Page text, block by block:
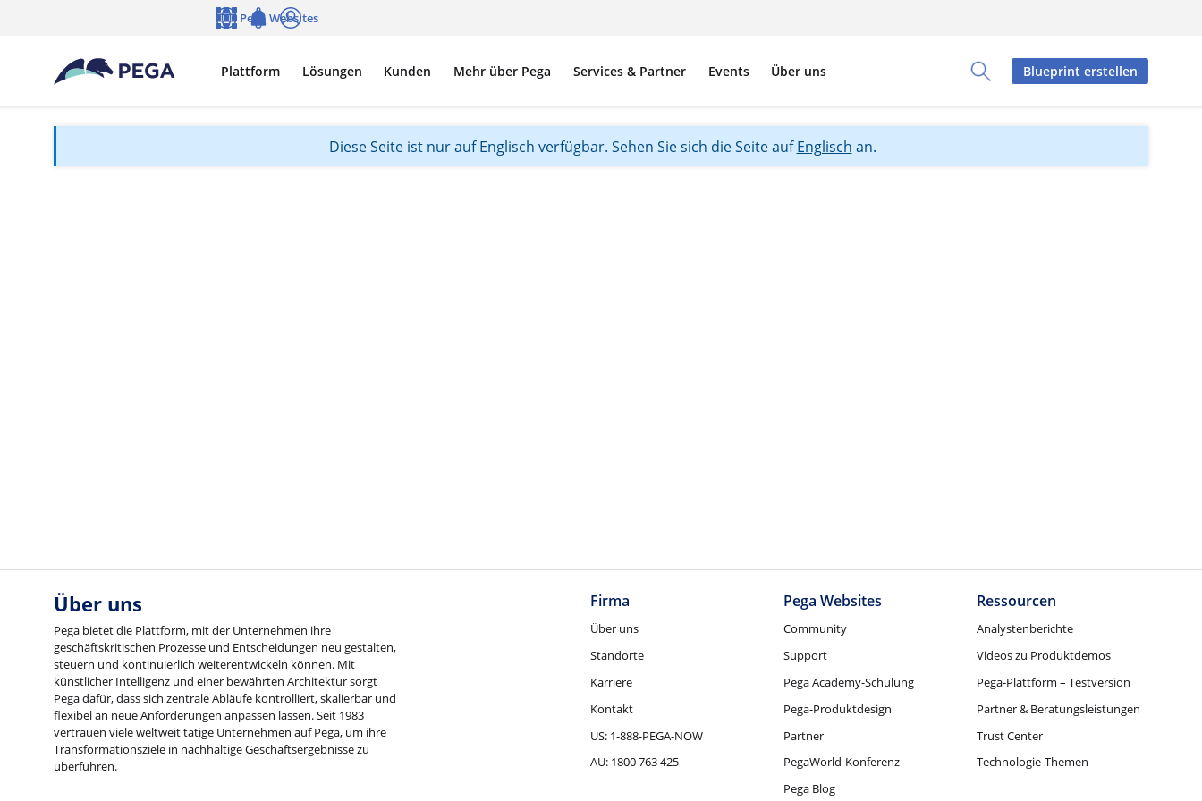
Toggle Search Panel
Plattform Lösungen Kunden Mehr über Pega Services & Partner Events Über uns
Pega Websites
Blueprint erstellen
Diese Seite ist nur auf Englisch verfügbar. Sehen Sie sich die Seite aufEnglisch an.
Über uns
Pega bietet die Plattform, mit der Unternehmen ihre
geschäftskritischen Prozesse und Entscheidungen neu gestalten,
steuern und kontinuierlich weiterentwickeln können. Mit
künstlicher Intelligenz und einer bewährten Architektur sorgt
Pega dafür, dass sich zentrale Abläufe kontrolliert, skalierbar und
flexibel an neue Anforderungen anpassen lassen. Seit 1983
vertrauen viele weltweit tätige Unternehmen auf Pega, um ihre
Transformationsziele in nachhaltige Geschäftsergebnisse zu
überführen.
Firma
Über uns
Standorte
Karriere
Kontakt
US: 1-888-PEGA-NOW
AU: 1800 763 425
Pega Websites
Community
Support
Pega Academy-Schulung
Pega-Produktdesign
Partner
PegaWorld-Konferenz
Pega Blog
Ressourcen
Analystenberichte
Videos zu Produktdemos
Pega-Plattform – Testversion
Partner & Beratungsleistungen
Trust Center
Technologie-Themen